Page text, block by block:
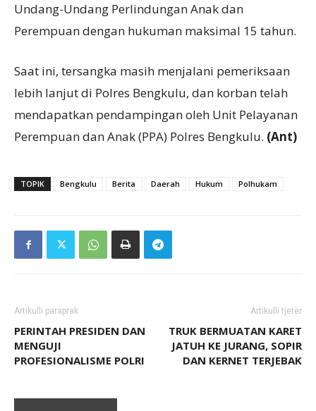
Undang-Undang Perlindungan Anak dan
Perempuan dengan hukuman maksimal 15 tahun.
Saat ini, tersangka masih menjalani pemeriksaan
lebih lanjut di Polres Bengkulu, dan korban telah
mendapatkan pendampingan oleh Unit Pelayanan
Perempuan dan Anak (PPA) Polres Bengkulu. (Ant)
TOPIK Bengkulu Berita Daerah Hukum Polhukam
Artikulli paraprak
PERINTAH PRESIDEN DAN
MENGUJI
PROFESIONALISME POLRI
Artikulli tjetër
TRUK BERMUATAN KARET
JATUH KE JURANG, SOPIR
DAN KERNET TERJEBAK